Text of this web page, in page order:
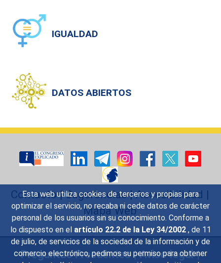
Esta web utiliza cookies de terceros y propias para
optimizar el servicio, no recaba ni cede datos de carácter
personal de los usuarios sin su conocimiento. Conforme a
lo dispuesto en el artículo 22.2 de la Ley 34/2002 , de 11
de julio, de servicios de la sociedad de la información y de
comercio electrónico, pedimos su permiso para obtener
IGUALDAD
DATOS ABIERTOS
Contacto|Sugerencias|Accesibilidad |
Mapa Web
Preguntas Frecuentes|Aviso legal|